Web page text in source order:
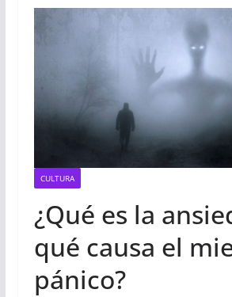
CULTURA
¿Qué es la
qué causa el
pánico?